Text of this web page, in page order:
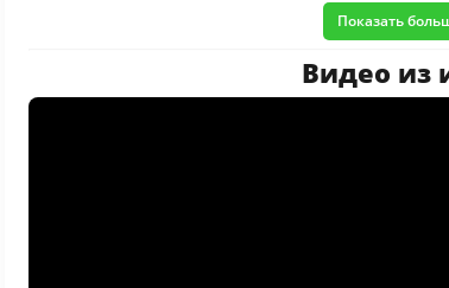
Показать
Видео из